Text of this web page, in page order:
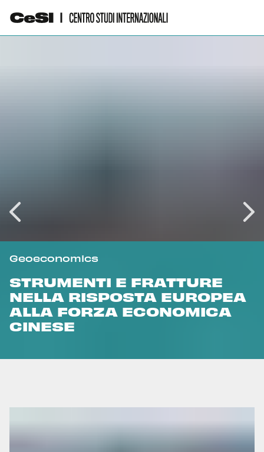
Geoeconomics
STRUMENTI E FRATTURE
NELLA RISPOSTA EUROPEA
ALLA FORZA ECONOMICA
CINESE